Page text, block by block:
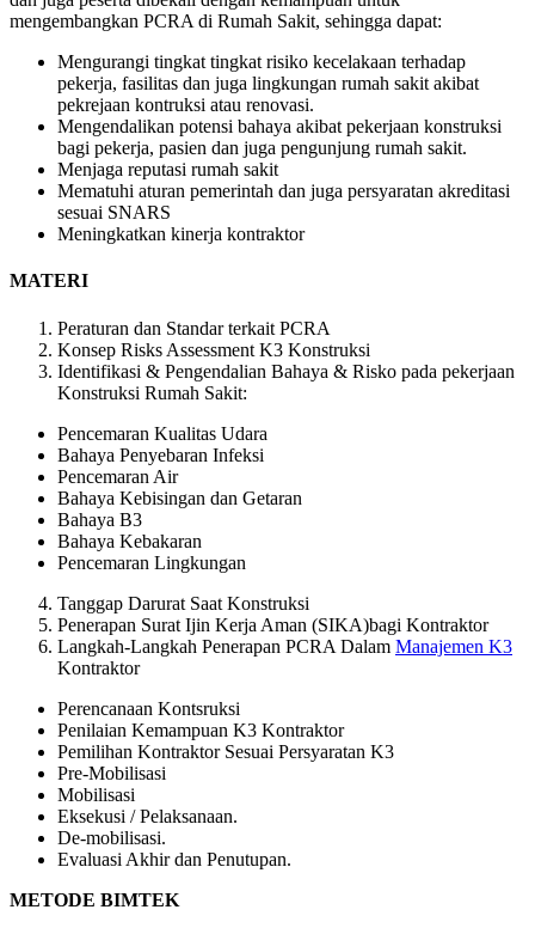
mengembangkan PCRA di Rumah Sakit, sehingga dapat:
Mengurangi tingkat tingkat risiko kecelakaan terhadap
pekerja, fasilitas dan juga lingkungan rumah sakit akibat
pekrejaan kontruksi atau renovasi.
Mengendalikan potensi bahaya akibat pekerjaan konstruksi
bagi pekerja, pasien dan juga pengunjung rumah sakit.
Menjaga reputasi rumah sakit
Mematuhi aturan pemerintah dan juga persyaratan akreditasi
sesuai SNARS
Meningkatkan kinerja kontraktor
MATERI
Peraturan dan Standar terkait PCRA
Konsep Risks Assessment K3 Konstruksi
Identifikasi & Pengendalian Bahaya & Risko pada pekerjaan
Konstruksi Rumah Sakit:
Pencemaran Kualitas Udara
Bahaya Penyebaran Infeksi
Pencemaran Air
Bahaya Kebisingan dan Getaran
Bahaya B3
Bahaya Kebakaran
Pencemaran Lingkungan
Tanggap Darurat Saat Konstruksi
Penerapan Surat Ijin Kerja Aman (SIKA)bagi Kontraktor
Langkah-Langkah Penerapan PCRA Dalam Manajemen K3
Kontraktor
Perencanaan Kontsruksi
Penilaian Kemampuan K3 Kontraktor
Pemilihan Kontraktor Sesuai Persyaratan K3
Pre-Mobilisasi
Mobilisasi
Eksekusi / Pelaksanaan.
De-mobilisasi.
Evaluasi Akhir dan Penutupan.
METODE BIMTEK